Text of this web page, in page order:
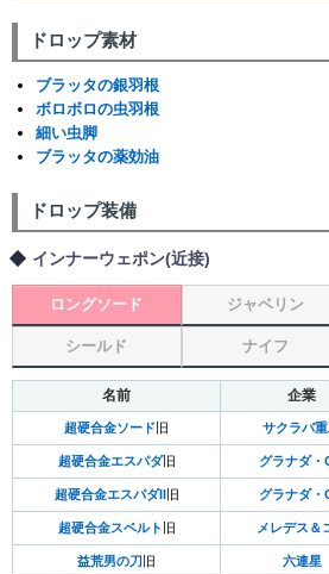
ドロップ素材
ブラッタの銀羽根
ボロボロの虫羽根
細い虫脚
ブラッタの薬効油
ドロップ装備
インナーウェポン(近接)
ロングソード ジャベリン
シールド ナイフ
名前 企業
超硬合金ソード 旧 サクラバ重
超硬合金エスパダ旧 グラナダ・
超硬合金エスパダII 旧 グラナダ・
超硬合金スベルト 旧 メレデス＆
益荒男の刀 旧 六連星